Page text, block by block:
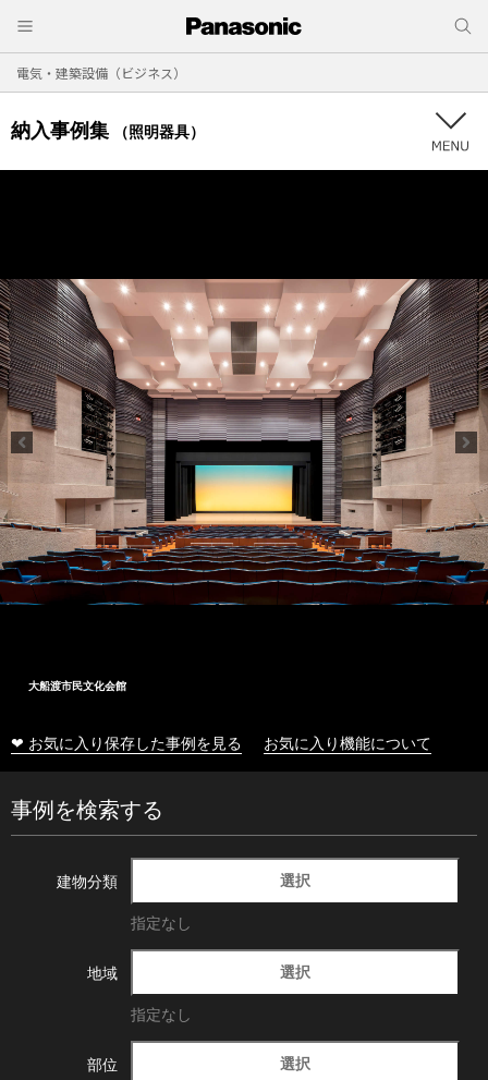
電気・建築設備（ビジネス）
納入事例集 （照明器具）
大船渡市民文化会館
❤ お気に入り保存した事例を見る お気に入り機能について
事例を検索する
建物分類 選択
指定なし
地域 選択
指定なし
部位 選択